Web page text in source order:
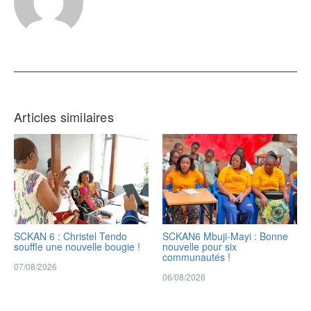
Articles similaires
SCKAN 6 : Christel Tendo
souffle une nouvelle bougie !
07/08/2026
SCKAN6 Mbuji-Mayi : Bonne
nouvelle pour six
communautés !
06/08/2026